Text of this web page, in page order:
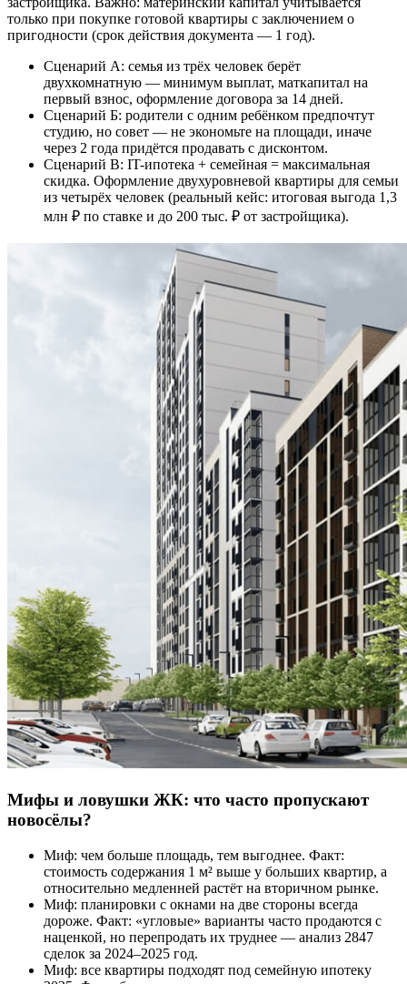
только при покупке готовой квартиры с заключением о
пригодности (срок действия документа — 1 год).
Сценарий А: семья из трёх человек берёт
двухкомнатную — минимум выплат, маткапитал на
первый взнос, оформление договора за 14 дней.
Сценарий Б: родители с одним ребёнком предпочтут
студию, но совет — не экономьте на площади, иначе
через 2 года придётся продавать с дисконтом.
Сценарий В: IT-ипотека + семейная = максимальная
скидка. Оформление двухуровневой квартиры для семьи
из четырёх человек (реальный кейс: итоговая выгода 1,3
млн ₽ по ставке и до 200 тыс. ₽ от застройщика).
Мифы и ловушки ЖК: что часто пропускают
новосёлы?
Миф: чем больше площадь, тем выгоднее. Факт:
стоимость содержания 1 м² выше у больших квартир, а
относительно медленней растёт на вторичном рынке.
Миф: планировки с окнами на две стороны всегда
дороже. Факт: «угловые» варианты часто продаются с
наценкой, но перепродать их труднее — анализ 2847
сделок за 2024–2025 год.
Миф: все квартиры подходят под семейную ипотеку